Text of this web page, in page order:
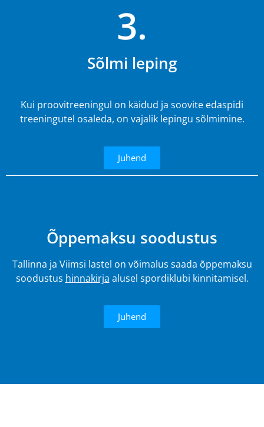
3.
Sõlmi leping
Kui proovitreeningul on käidud ja soovite edaspidi
treeningutel osaleda, on vajalik lepingu sõlmimine.
Juhend
Õppemaksu soodustus
Tallinna ja Viimsi lastel on võimalus saada õppemaksu
soodustus hinnakirja alusel spordiklubi kinnitamisel.
Juhend